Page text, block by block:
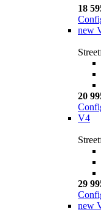
18
new
20
V4
29
new